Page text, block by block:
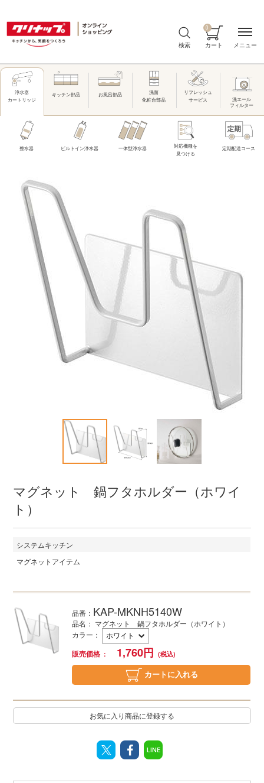
検索 カート
0
浄水器
カートリッジ
キッチン部品 お風呂部品
洗面
化粧台部品
リフレッシュ
サービス
洗エール
フィルター
整水器 ビルトイン浄水器 一体型浄水器
対応機種を
見つける
定期配送コース
マグネット 鍋フタホルダー（ホワイ
ト）
システムキッチン
マグネットアイテム
品番： KAP-MKNH5140W
品名： マグネット 鍋フタホルダー（ホワイト）
カラー ：
販売価格
1,760円
カートに入れる
お気に入り商品に登録する
LINE
メニュー